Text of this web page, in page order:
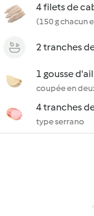
4 filets de
(150 g chacun
2 tranches
1 gousse d'ail
coupée en
4 tranches
type serrano